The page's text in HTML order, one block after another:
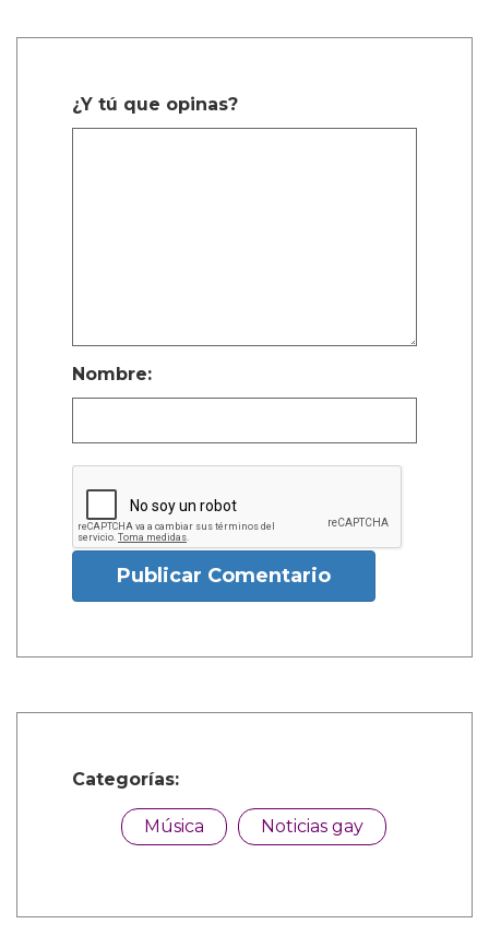
¿Y tú que opinas?
Nombre:
Publicar Comentario
Categorías:
Música Noticias gay